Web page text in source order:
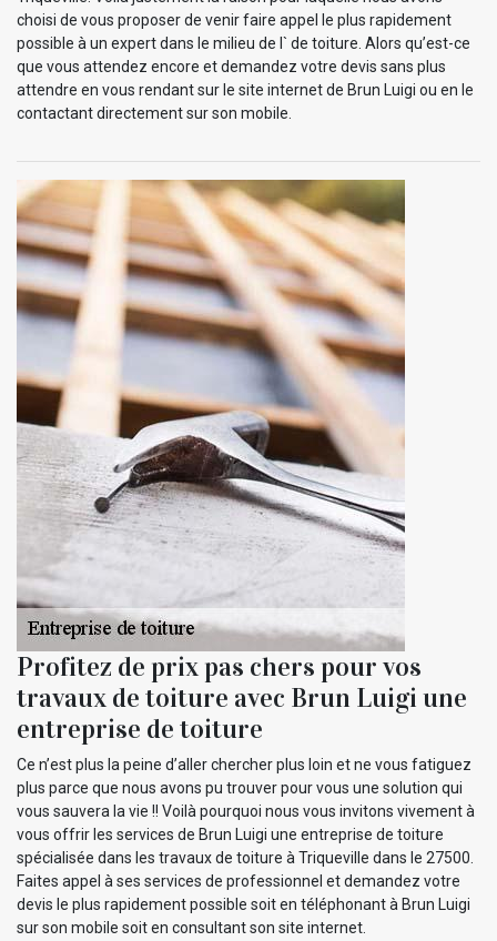
choisi de vous proposer de venir faire appel le plus rapidement
possible à un expert dans le milieu de l` de toiture. Alors qu’est-ce
que vous attendez encore et demandez votre devis sans plus
attendre en vous rendant sur le site internet de Brun Luigi ou en le
contactant directement sur son mobile.
Profitez de prix pas chers pour vos
travaux de toiture avec Brun Luigi une
entreprise de toiture
Ce n’est plus la peine d’aller chercher plus loin et ne vous fatiguez
plus parce que nous avons pu trouver pour vous une solution qui
vous sauvera la vie !! Voilà pourquoi nous vous invitons vivement à
vous offrir les services de Brun Luigi une entreprise de toiture
spécialisée dans les travaux de toiture à Triqueville dans le 27500.
Faites appel à ses services de professionnel et demandez votre
devis le plus rapidement possible soit en téléphonant à Brun Luigi
sur son mobile soit en consultant son site internet.